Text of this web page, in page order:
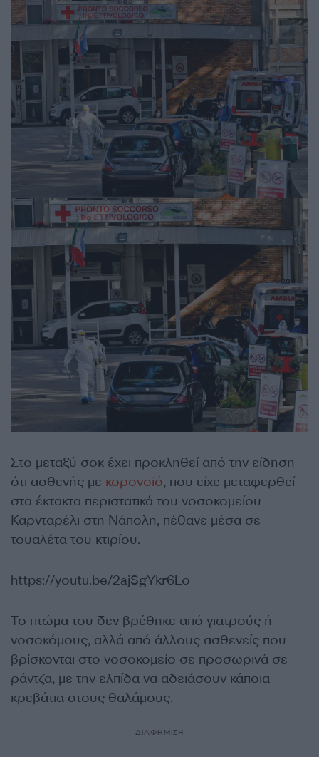
Στο μεταξύ σοκ έχει προκληθεί από την είδηση
ότι ασθενής με κορονοϊό, που είχε μεταφερθεί
στα έκτακτα περιστατικά του νοσοκομείου
Καρνταρέλι στη Νάπολη, πέθανε μέσα σε
τουαλέτα του κτιρίου.
https://youtu.be/2ajSgYkr6Lo
Το πτώμα του δεν βρέθηκε από γιατρούς ή
νοσοκόμους, αλλά από άλλους ασθενείς που
βρίσκονται στο νοσοκομείο σε προσωρινά σε
ράντζα, με την ελπίδα να αδειάσουν κάποια
κρεβάτια στους θαλάμους.
ΔΙΑΦΗΜΙΣΗ